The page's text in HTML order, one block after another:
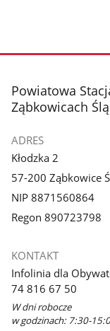
stopka
Powiatowa
Ząbkowicach
ADRES
Kłodzka 2
57-200 Ząbkowice
NIP 8871560864
Regon 890723798
KONTAKT
Infolinia dla
74 816 67 50
W dni robocze
w godzinach: 7:30-